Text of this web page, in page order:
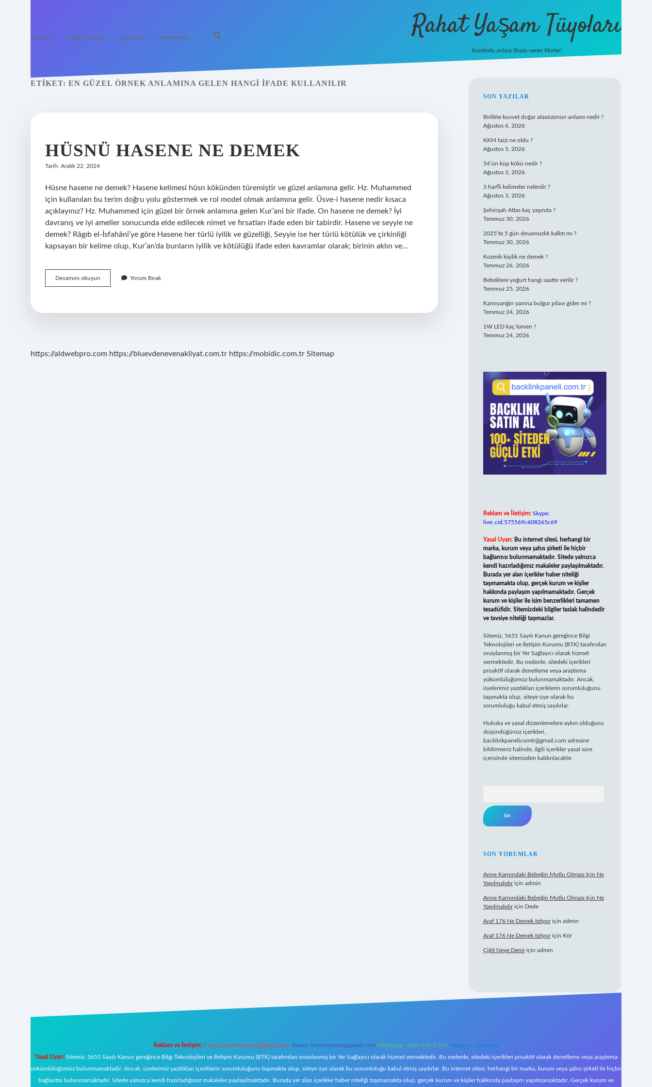
Anasayfa Gizlilik Politikası Yasal Uyarı Hakkımızda Rahat Yaşam Tüyoları
Konforlu anlara ilham veren fikirler!
ETIKET: EN GÜZEL ÖRNEK ANLAMINA GELEN HANGI IFADE KULLANILIR
HÜSNÜ HASENE NE DEMEK
Tarih: Aralık 22, 2024
Hüsne hasene ne demek? Hasene kelimesi hüsn kökünden türemiştir ve güzel anlamına gelir. Hz. Muhammed
için kullanılan bu terim doğru yolu göstermek ve rol model olmak anlamına gelir. Üsve-i hasene nedir kısaca
açıklayınız? Hz. Muhammed için güzel bir örnek anlamına gelen Kur’anî bir ifade. On hasene ne demek? İyi
davranış ve iyi ameller sonucunda elde edilecek nimet ve fırsatları ifade eden bir tabirdir. Hasene ve seyyie ne
demek? Râgıb el-İsfahânî’ye göre Hasene her türlü iyilik ve güzelliği, Seyyie ise her türlü kötülük ve çirkinliği
kapsayan bir kelime olup, Kur’an’da bunların iyilik ve kötülüğü ifade eden kavramlar olarak; birinin aklın ve…
Devamını okuyun
Hasene
Yorum Bırak
https://aldwebpro.com https://bluevdenevenakliyat.com.tr https://mobidic.com.tr Sitemap
SIDEBAR
SON YAZILAR
Birlikte kuvvet doğar atasözünün anlamı nedir ?
Ağustos 6, 2026
KKM faizi ne oldu ?
Ağustos 5, 2026
54’ün küp kökü nedir ?
Ağustos 3, 2026
3 harfli kelimeler nelerdir ?
Ağustos 3, 2026
Şehinşah Atlas kaç yaşında ?
Temmuz 30, 2026
2025’te 5 gün devamsızlık kalktı mı ?
Temmuz 30, 2026
Kozmik kişilik ne demek ?
Temmuz 26, 2026
Bebeklere yoğurt hangi saatte verilir ?
Temmuz 25, 2026
Karnıyarığın yanına bulgur pilavı gider mi ?
Temmuz 24, 2026
1W LED kaç lümen ?
Temmuz 24, 2026
Reklam ve İletişim: Skype:
live:.cid.575569c608265c69
Yasal Uyarı: Bu internet sitesi, herhangi bir
marka, kurum veya şahıs şirketi ile hiçbir
bağlantısı bulunmamaktadır. Sitede yalnızca
kendi hazırladığımız makaleler paylaşılmaktadır.
Burada yer alan içerikler haber niteliği
taşımamakta olup, gerçek kurum ve kişiler
hakkında paylaşım yapılmamaktadır. Gerçek
kurum ve kişiler ile isim benzerlikleri tamamen
tesadüfidir. Sitemizdeki bilgiler taslak halindedir
ve tavsiye niteliği taşımazlar.
Sitemiz, 5651 Sayılı Kanun gereğince Bilgi
Teknolojileri ve İletişim Kurumu (BTK) tarafından
onaylanmış bir Yer Sağlayıcı olarak hizmet
vermektedir. Bu nedenle, sitedeki içerikleri
proaktif olarak denetleme veya araştırma
yükümlülüğümüz bulunmamaktadır. Ancak,
üyelerimiz yazdıkları içeriklerin sorumluluğunu
taşımakta olup, siteye üye olarak bu
sorumluluğu kabul etmiş sayılırlar.
Hukuka ve yasal düzenlemelere aykırı olduğunu
düşündüğünüz içerikleri,
backlinkpanelicomtr@gmail.com adresine
bildirmeniz halinde, ilgili içerikler yasal süre
içerisinde sitemizden kaldırılacaktır.
SON YORUMLAR
Anne Karnındaki Bebeğin Mutlu Olması Için Ne
Yapılmalıdıriçin admin
Anne Karnındaki Bebeğin Mutlu Olması Için Ne
Yapılmalıdıriçin Dede
Araf 176 Ne Demek Istiyoriçin admin
Araf 176 Ne Demek Istiyoriçin Kör
Çiğit Neye Deniriçin admin
Reklam ve İletişim: E-mail: backlinkpaneli@gmail.com Teams: forumhizmeti@gmail.com Whatsapp: 0262 606 0 726 Telegram: @karabul
Yasal Uyarı:Sitemiz, 5651 Sayılı Kanun gereğince Bilgi Teknolojileri ve İletişim Kurumu (BTK) tarafından onaylanmış bir Yer Sağlayıcı olarak hizmet vermektedir. Bu nedenle, sitedeki içerikleri proaktif olarak denetleme veya araştırma
yükümlülüğümüz bulunmamaktadır. Ancak, üyelerimiz yazdıkları içeriklerin sorumluluğunu taşımakta olup, siteye üye olarak bu sorumluluğu kabul etmiş sayılırlar. Bu internet sitesi, herhangi bir marka, kurum veya şahıs şirketi ile hiçbir
bağlantısı bulunmamaktadır. Sitede yalnızca kendi hazırladığımız makaleler paylaşılmaktadır. Burada yer alan içerikler haber niteliği taşımamakta olup, gerçek kurum ve kişiler hakkında paylaşım yapılmamaktadır. Gerçek kurum ve